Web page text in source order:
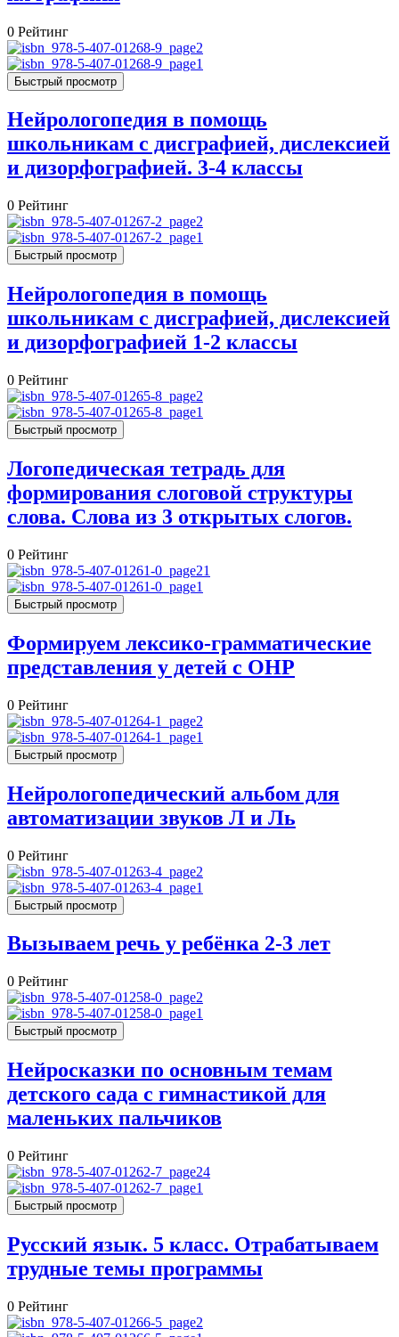
0 Рейтинг
Быстрый просмотр
Нейрологопедия в помощь
школьникам с дисграфией, дислексией
и дизорфографией. 3-4 классы
0 Рейтинг
Быстрый просмотр
Нейрологопедия в помощь
школьникам с дисграфией, дислексией
и дизорфографией 1-2 классы
0 Рейтинг
Быстрый просмотр
Логопедическая тетрадь для
формирования слоговой структуры
слова. Слова из 3 открытых слогов.
0 Рейтинг
Быстрый просмотр
Формируем лексико-грамматические
представления у детей с ОНР
0 Рейтинг
Быстрый просмотр
Нейрологопедический альбом для
автоматизации звуков Л и Ль
0 Рейтинг
Быстрый просмотр
Вызываем речь у ребёнка 2-3 лет
0 Рейтинг
Быстрый просмотр
Нейросказки по основным темам
детского сада с гимнастикой для
маленьких пальчиков
0 Рейтинг
Быстрый просмотр
Русский язык. 5 класс. Отрабатываем
трудные темы программы
0 Рейтинг